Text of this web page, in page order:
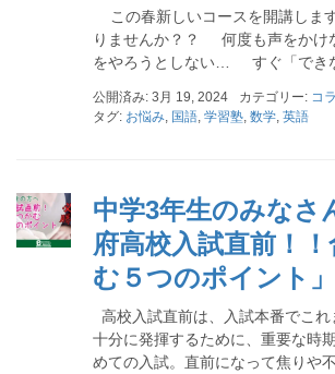
この春新しいコースを開講しま
りませんか？？ 何度も声をかけ
をやろうとしない… すぐ「でき
公開済み: 3月 19, 2024 カテゴリー: コ
タグ: お悩み 国語 学習塾 数学 英語
中学3年生のみなさ
府高校入試直前！
む５つのポイント」
高校入試直前は、入試本番でこ
十分に発揮するために、重要な時
めての入試。直前になって焦りや